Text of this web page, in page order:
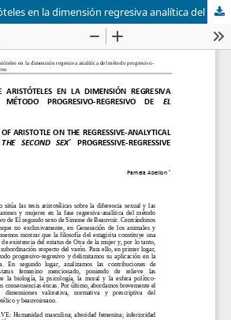
La filosofía de Aristóteles en la dimensión regresiva analítica del método progresivo-regresivo de El segundo sexo